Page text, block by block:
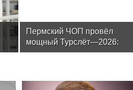
Пермский ЧОП провёл
мощный Турслёт—2026:
фото, результаты и